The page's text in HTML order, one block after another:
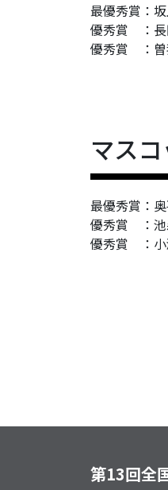
最優秀賞：
優秀賞 ：
優秀賞 ：
マス
最優秀賞：
優秀賞 ：
優秀賞 ：
第13回全